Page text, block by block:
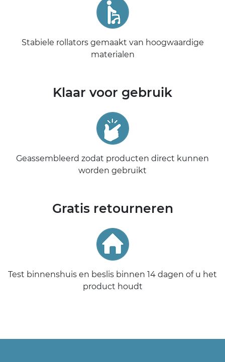
Stabiele rollators gemaakt van hoogwaardige
materialen
Klaar voor gebruik
Geassembleerd zodat producten direct kunnen
worden gebruikt
Gratis retourneren
Test binnenshuis en beslis binnen 14 dagen of u het
product houdt